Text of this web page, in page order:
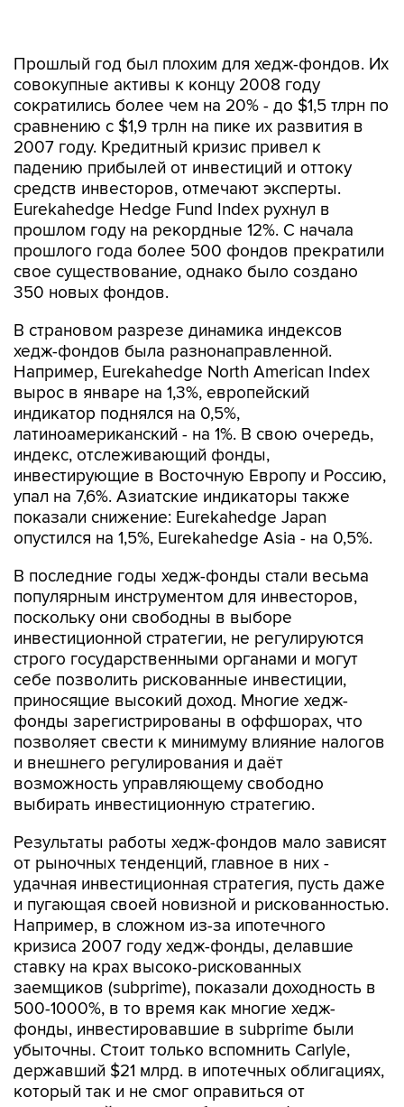
сократились более чем на 20% - до $1,5 тлрн по
сравнению с $1,9 трлн на пике их развития в
2007 году. Кредитный кризис привел к
падению прибылей от инвестиций и оттоку
средств инвесторов, отмечают эксперты.
Eurekahedge Hedge Fund Index рухнул в
прошлом году на рекордные 12%. С начала
прошлого года более 500 фондов прекратили
свое существование, однако было создано
350 новых фондов.
В страновом разрезе динамика индексов
Например, Eurekahedge North American Index
вырос в январе на 1,3%, европейский
индикатор поднялся на 0,5%,
латиноамериканский - на 1%. В свою очередь,
индекс, отслеживающий фонды,
инвестирующие в Восточную Европу и Россию,
упал на 7,6%. Азиатские индикаторы также
показали снижение: Eurekahedge Japan
опустился на 1,5%, Eurekahedge Asia - на 0,5%.
В последние годы хедж-фонды стали весьма
поскольку они свободны в выборе
инвестиционной стратегии, не регулируются
строго государственными органами и могут
себе позволить рискованные инвестиции,
приносящие высокий доход. Многие хедж-
фонды зарегистрированы в оффшорах, что
позволяет свести к минимуму влияние налогов
и внешнего регулирования и даёт
возможность управляющему свободно
выбирать инвестиционную стратегию.
Результаты работы хедж-фондов мало зависят
удачная инвестиционная стратегия, пусть даже
и пугающая своей новизной и рискованностью.
Например, в сложном из-за ипотечного
кризиса 2007 году хедж-фонды, делавшие
ставку на крах высоко-рискованных
заемщиков (subprime), показали доходность в
500-1000%, в то время как многие хедж-
фонды, инвестировавшие в subprime были
убыточны. Стоит только вспомнить Carlyle,
державший $21 млрд. в ипотечных облигациях,
который так и не смог оправиться от
последствий кризиса, объявив дефолт в марте
2008 года.